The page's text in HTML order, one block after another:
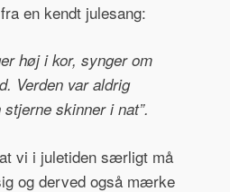
en kendt julesang:
høj i kor, synger om
Verden var aldrig
skinner i nat”.
vi i juletiden særligt må
og derved også mærke